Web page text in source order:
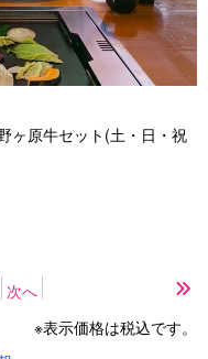
ヶ原牛セット(土・日・祝
次へ
の
※表示価格は税込です。